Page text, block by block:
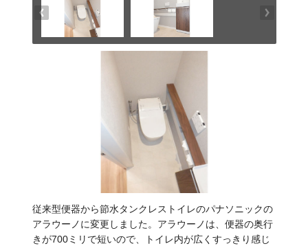
従来型便器から節水タンクレストイレのパナソニックの
アラウーノに変更しました。アラウーノは、便器の奥行
きが700ミリで短いので、トイレ内が広くすっきり感じ